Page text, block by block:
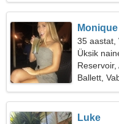
Monique
35 aastat,
Üksik
Reservoir,
Ballett,
Luke